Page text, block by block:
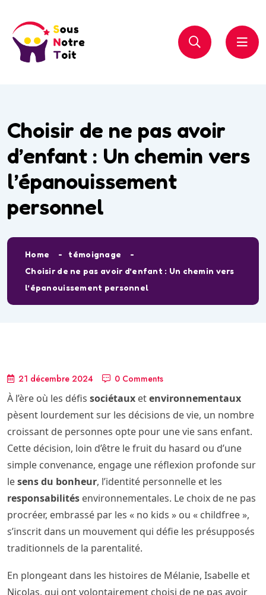
Choisir de ne pas avoir
d’enfant : Un chemin vers
l’épanouissement
personnel
Home
témoignage
Choisir de ne pas avoir d’enfant : Un chemin vers
l’épanouissement personnel
21 décembre 2024 0 Comments
À l’ère où les défis sociétaux etenvironnementaux
pèsent lourdement sur les décisions de vie, un nombre
croissant de personnes opte pour une vie sans enfant.
Cette décision, loin d’être le fruit du hasard ou d’une
simple convenance, engage une réflexion profonde sur
lesens du bonheur, l’identité personnelle et les
responsabilités environnementales. Le choix de ne pas
procréer, embrassé par les « no kids » ou « childfree »,
s’inscrit dans un mouvement qui défie les présupposés
traditionnels de la parentalité.
En plongeant dans les histoires de Mélanie, Isabelle et
Nicolas, qui ont volontairement choisi de ne pas avoir